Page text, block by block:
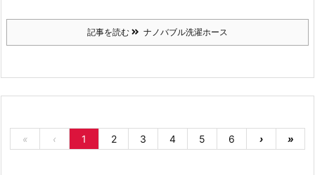
記事を読む ナノバブル洗濯ホース
« ‹ 1 2 3 4 5 6 › »